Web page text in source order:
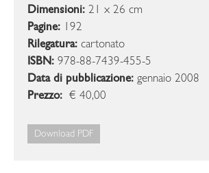
Dimensioni: 21 x 26 cm
Pagine: 192
Rilegatura: cartonato
ISBN: 978-88-7439-455-5
Data di pubblicazione: gennaio 2008
Prezzo: € 40,00
Download PDF